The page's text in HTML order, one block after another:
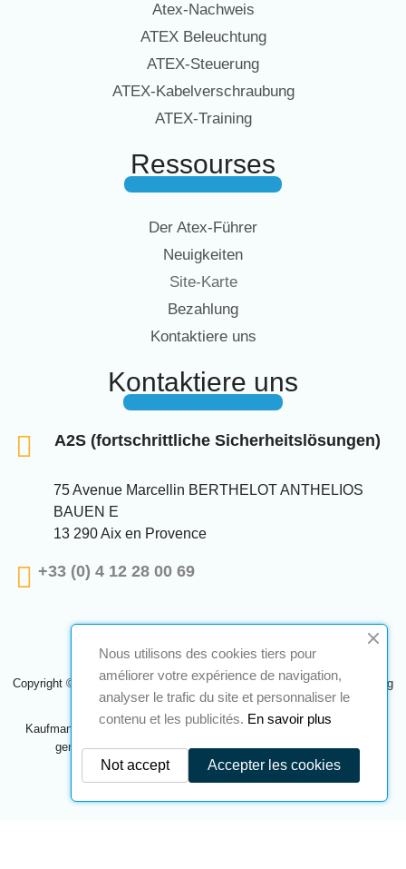
Atex-Nachweis
ATEX Beleuchtung
ATEX-Steuerung
ATEX-Kabelverschraubung
ATEX-Training
Ressourses
Der Atex-Führer
Neuigkeiten
Site-Karte
Bezahlung
Kontaktiere uns
Kontaktiere uns
A2S (fortschrittliche Sicherheitslösungen)
75 Avenue Marcellin BERTHELOT ANTHELIOS
BAUEN E
13 290 Aix en Provence
+33 (0) 4 12 28 00 69
Copyright © 2024 A2S ATEX. Alle Rechte vorbehalten. Eine Realisierung
Navilog
Kaufmann, der von der offensichtlichen Meinung des Unternehmens
genehmigt wurde,Klicken Sie hier, um es zu überprüfen.
Nous utilisons des cookies tiers pour
améliorer votre expérience de navigation,
analyser le trafic du site et personnaliser le
contenu et les publicités. En savoir plus
Accepter les cookies
Not accept